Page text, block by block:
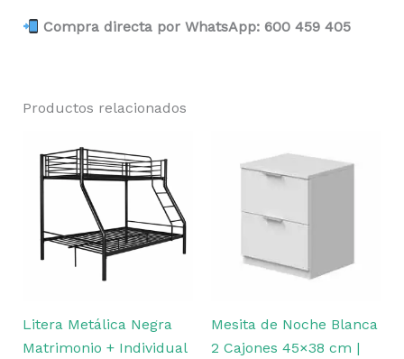
Compra directa por WhatsApp: 600 459 405
Productos relacionados
Litera Metálica Negra
Matrimonio + Individual
Mesita de Noche Blanca
2 Cajones 45×38 cm |